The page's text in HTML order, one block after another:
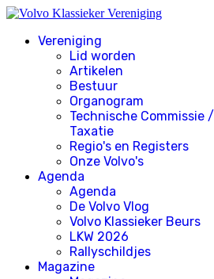
Vereniging
Lid worden
Artikelen
Bestuur
Organogram
Technische Commissie /
Taxatie
Regio's en Registers
Onze Volvo's
Agenda
Agenda
De Volvo Vlog
Volvo Klassieker Beurs
LKW 2026
Rallyschildjes
Magazine